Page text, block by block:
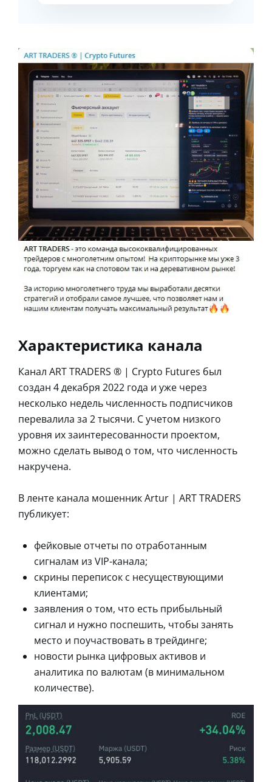
Характеристика канала
Канал ART TRADERS ® | Crypto Futures был
создан 4 декабря 2022 года и уже через
несколько недель численность подписчиков
перевалила за 2 тысячи. С учетом низкого
уровня их заинтересованности проектом,
можно сделать вывод о том, что численность
накручена.
В ленте канала мошенник Artur | ART TRADERS
публикует:
фейковые отчеты по отработанным
сигналам из VIP-канала;
скрины переписок с несуществующими
клиентами;
заявления о том, что есть прибыльный
сигнал и нужно поспешить, чтобы занять
место и поучаствовать в трейдинге;
новости рынка цифровых активов и
аналитика по валютам (в минимальном
количестве).